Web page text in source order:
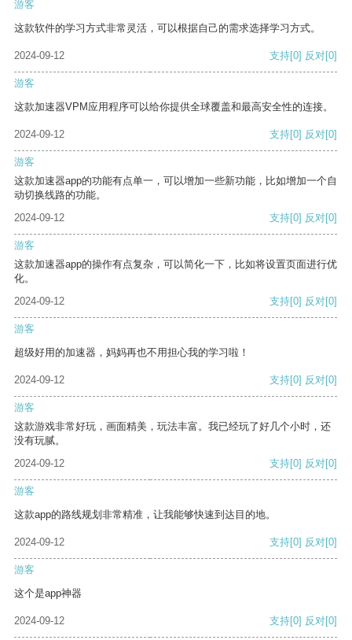
游客
这款软件的学习方式非常灵活，可以根据自己的需求选择学习方式。
2024-09-12 支持[0] 反对[0]
游客
这款加速器VPM应用程序可以给你提供全球覆盖和最高安全性的连接。
2024-09-12 支持[0] 反对[0]
游客
这款加速器app的功能有点单一，可以增加一些新功能，比如增加一个自
动切换线路的功能。
2024-09-12
支持[0] 反对[0]
游客
这款加速器app的操作有点复杂，可以简化一下，比如将设置页面进行优
化。
2024-09-12
支持[0] 反对[0]
游客
超级好用的加速器，妈妈再也不用担心我的学习啦！
2024-09-12 支持[0] 反对[0]
游客
这款游戏非常好玩，画面精美，玩法丰富。我已经玩了好几个小时，还
没有玩腻。
2024-09-12
支持[0] 反对[0]
游客
这款app的路线规划非常精准，让我能够快速到达目的地。
2024-09-12 支持[0] 反对[0]
游客
这个是app神器
2024-09-12 支持[0] 反对[0]